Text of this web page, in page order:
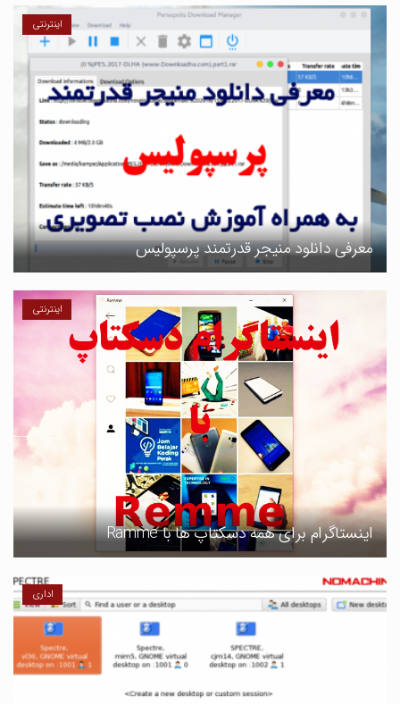
اینترنتی
معرفی دانلود منیجر قدرتمند پرسپولیس
اینترنتی
اینستاگرام برای همه دسکتاپ ها با Ramme
اداری